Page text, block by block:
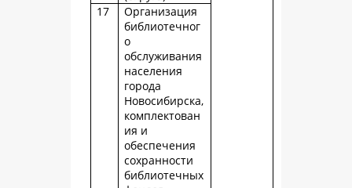
17
Организация
библиотечног
о
обслуживания
населения
города
Новосибирска,
комплектован
ия и
обеспечения
сохранности
библиотечных